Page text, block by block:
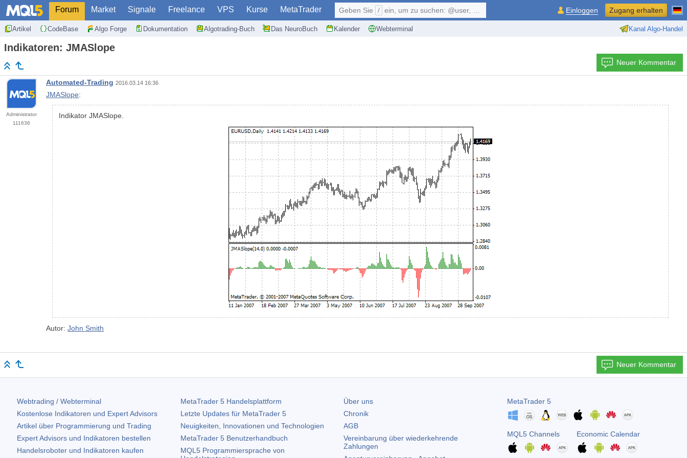
Forum Market Signale Freelance VPS Kurse MetaTrader
Artikel CodeBase Algo Forge Dokumentation Algotrading-Buch Das NeuroBuch Kalender Webterminal Kanal Algo-Handel
Geben Sie / ein, um zu suchen: @user, $symbol, ... Einloggen Zugang erhalten
Indikatoren: JMASlope
Neuer Kommentar
Administrator
111636
Automated-Trading 2016.03.14 16:36
JMASlope:
Indikator JMASlope.
Autor: John Smith
Neuer Kommentar
Webtrading / Webterminal
Kostenlose Indikatoren und Expert Advisors
Artikel über Programmierung und Trading
Expert Advisors und Indikatoren bestellen
Handelsroboter und Indikatoren kaufen
MetaTrader 5Handelsplattform
Letzte Updates für MetaTrader 5
Neuigkeiten, Innovationen und Technologien
MetaTrader 5Benutzerhandbuch
MQL5 Programmiersprache von
Über uns
Chronik
AGB
Vereinbarung über wiederkehrende
Zahlungen
MetaTrader 5
MQL5 Channels Economic Calendar